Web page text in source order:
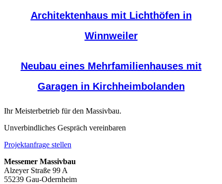
Architektenhaus mit Lichthöfen in
Winnweiler
Neubau eines Mehrfamilienhauses mit
Garagen in Kirchheimbolanden
Ihr Meisterbetrieb für den Massivbau.
Unverbindliches Gespräch vereinbaren
Projektanfrage stellen
Messemer Massivbau
Alzeyer Straße 99 A
55239 Gau-Odernheim